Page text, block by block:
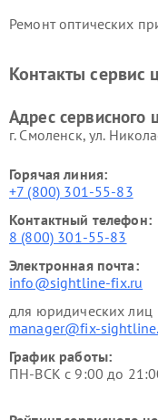
Ремонт оптических
Контакты сервис
Адрес сервисного
г. Смоленск, ул.
Горячая линия:
+7 (800) 301-55-83
Контактный телефон:
8 (800) 301-55-83
Электронная почта:
info@sightline-fix.ru
для юридических лиц
manager@fix-
График работы:
ПН-ВСК с 9:00 до